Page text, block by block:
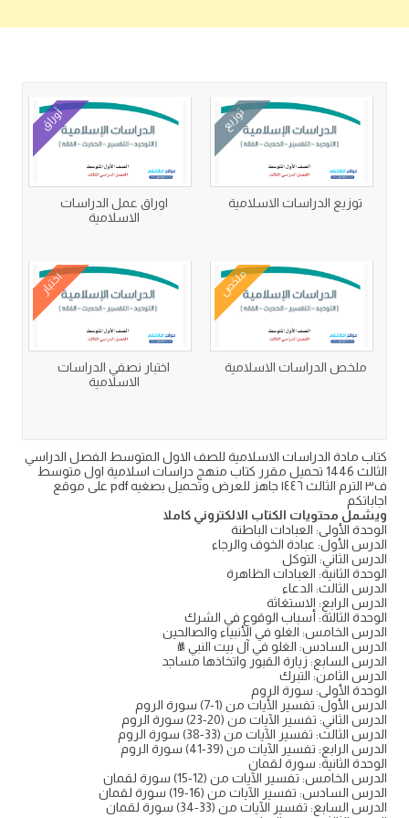
توزيع
توزيع الدراسات الاسلامية
أوراق
اوراق عمل الدراسات
الاسلامية
ملخص
ملخص الدراسات الاسلامية
اختبار
اختبار نصفي الدراسات
الاسلامية
كتاب مادة الدراسات الاسلامية للصف الاول المتوسط الفصل الدراسي
الثالث 1446 تحميل مقرر كتاب منهج دراسات اسلامية اول متوسط
ف٣ الترم الثالث ١٤٤٦ جاهز للعرض وتحميل بصغيه pdf على موقع
اجاباتكم
ويشمل محتويات الكتاب الالكتروني كاملا
الوحدة الأولى: العبادات الباطنة
الدرس الأول: عبادة الخوف والرجاء
الدرس الثاني: التوكل
الوحدة الثانية: العبادات الظاهرة
الدرس الثالث: الدعاء
الدرس الرابع: الاستغاثة
الوحدة الثالثة: أسباب الوقوع في الشرك
الدرس الخامس: الغلو في الأنبياء والصالحين
الدرس السادس: الغلو في آل بيت النبي ﷺ
الدرس السابع: زيارة القبور واتخاذها مساجد
الدرس الثامن: التبرك
الوحدة الأولى: سورة الروم
الدرس الأول: تفسير الأيات من (1-7) سورة الروم
الدرس الثاني: تفسير الآيات من (20-23) سورة الروم
الدرس الثالث: تفسير الآيات من (33-38) سورة الروم
الدرس الرابع: تفسير الآيات من (39-41) سورة الروم
الوحدة الثانية: سورة لقمان
الدرس الخامس: تفسير الآيات من (12-15) سورة لقمان
الدرس السادس: تفسير الآيات من (16-19) سورة لقمان
الدرس السابع: تفسير الآيات من (33-34) سورة لقمان